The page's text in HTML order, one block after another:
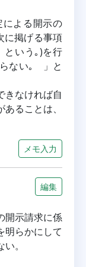
よる開示の
に掲げる事項
という｡)を行
ない｡ 」と
きなければ自
ることは、
メモ入力
編集
開示請求に係
明らかにして
。